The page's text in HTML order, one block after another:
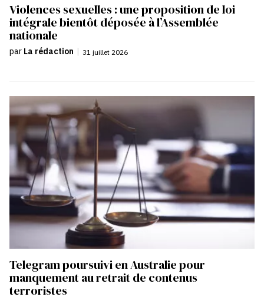
Violences sexuelles : une proposition de loi
intégrale bientôt déposée à l’Assemblée
nationale
par La rédaction | 31 juillet 2026
Telegram poursuivi en Australie pour
manquement au retrait de contenus
terroristes